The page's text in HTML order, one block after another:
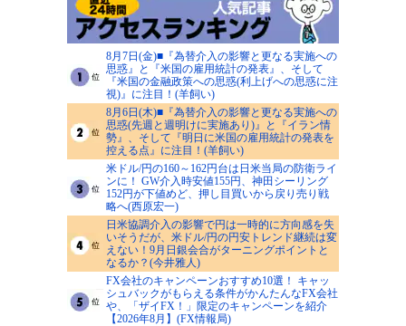
8月7日(金)■『為替介入の影響と更なる実施への
思惑』と『米国の雇用統計の発表』、そして
『米国の金融政策への思惑(利上げへの思惑に注
視)』に注目！(羊飼い)
8月6日(木)■『為替介入の影響と更なる実施への
思惑(先週と週明けに実施あり)』と『イラン情
勢』、そして『明日に米国の雇用統計の発表を
控える点』に注目！(羊飼い)
米ドル/円の160～162円台は日米当局の防衛ライ
ンに！ GW介入時安値155円、神田シーリング
152円が下値めど、押し目買いから戻り売り戦
略へ(西原宏一)
日米協調介入の影響で円は一時的に方向感を失
いそうだが、米ドル/円の円安トレンド継続は変
えない！9月日銀会合がターニングポイントと
なるか？(今井雅人)
FX会社のキャンペーンおすすめ10選！ キャッ
シュバックがもらえる条件がかんたんなFX会社
や、「ザイFX！」限定のキャンペーンを紹介
【2026年8月】(FX情報局)